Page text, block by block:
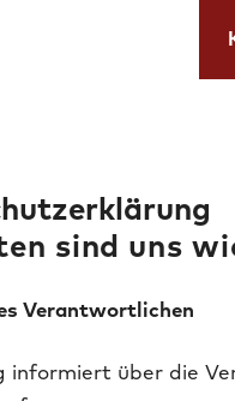
sind uns
Verantwortlichen
informiert über die